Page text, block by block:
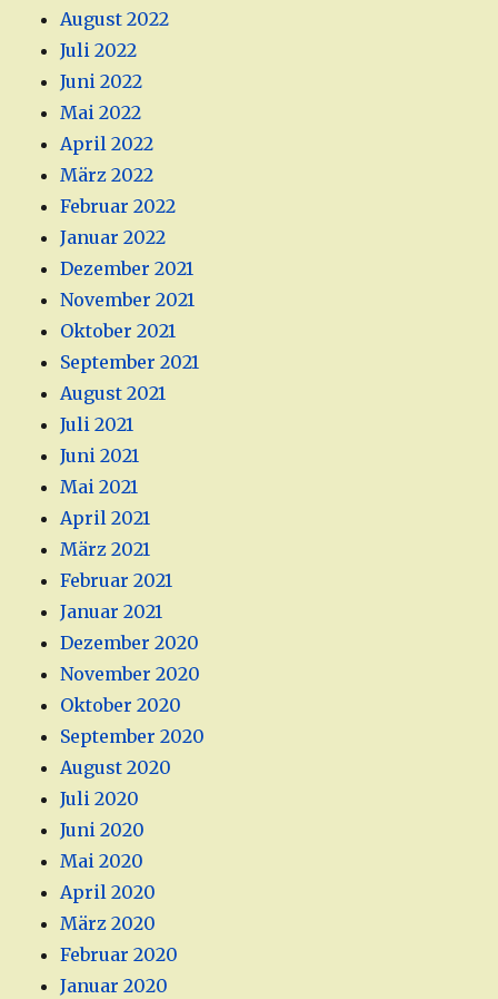
August 2022
Juli 2022
Juni 2022
Mai 2022
April 2022
März 2022
Februar 2022
Januar 2022
Dezember 2021
November 2021
Oktober 2021
September 2021
August 2021
Juli 2021
Juni 2021
Mai 2021
April 2021
März 2021
Februar 2021
Januar 2021
Dezember 2020
November 2020
Oktober 2020
September 2020
August 2020
Juli 2020
Juni 2020
Mai 2020
April 2020
März 2020
Februar 2020
Januar 2020